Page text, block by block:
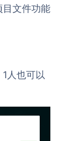
目文件功能
人也可以